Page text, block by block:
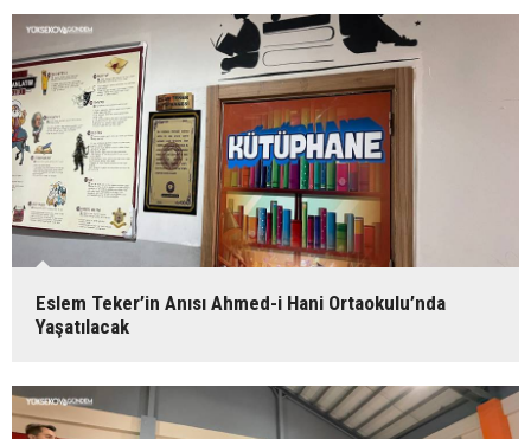
Eslem Teker’in Anısı Ahmed-i Hani Ortaokulu’nda
Yaşatılacak